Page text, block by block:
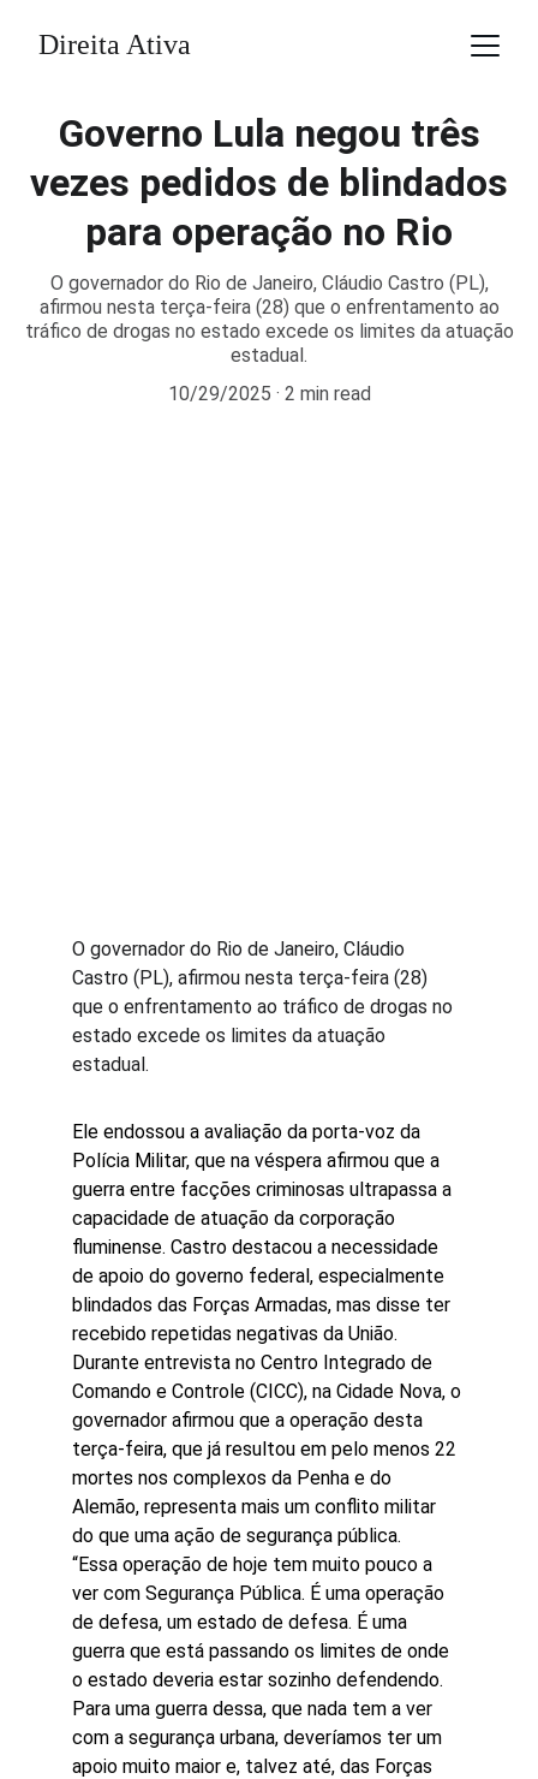
Direita Ativa
Governo Lula negou três
vezes pedidos de blindados
para operação no Rio
O governador do Rio de Janeiro, Cláudio Castro (PL),
afirmou nesta terça-feira (28) que o enfrentamento ao
tráfico de drogas no estado excede os limites da atuação
estadual.
10/29/2025
2 min read
O governador do Rio de Janeiro, Cláudio
Castro (PL), afirmou nesta terça-feira (28)
que o enfrentamento ao tráfico de drogas no
estado excede os limites da atuação
estadual.
Ele endossou a avaliação da porta-voz da
Polícia Militar, que na véspera afirmou que a
guerra entre facções criminosas ultrapassa a
capacidade de atuação da corporação
fluminense. Castro destacou a necessidade
de apoio do governo federal, especialmente
blindados das Forças Armadas, mas disse ter
recebido repetidas negativas da União.
Durante entrevista no Centro Integrado de
Comando e Controle (CICC), na Cidade Nova, o
governador afirmou que a operação desta
terça-feira, que já resultou em pelo menos 22
mortes nos complexos da Penha e do
Alemão, representa mais um conflito militar
do que uma ação de segurança pública.
“Essa operação de hoje tem muito pouco a
ver com Segurança Pública. É uma operação
de defesa, um estado de defesa. É uma
guerra que está passando os limites de onde
o estado deveria estar sozinho defendendo.
Para uma guerra dessa, que nada tem a ver
com a segurança urbana, deveríamos ter um
apoio muito maior e, talvez até, das Forças